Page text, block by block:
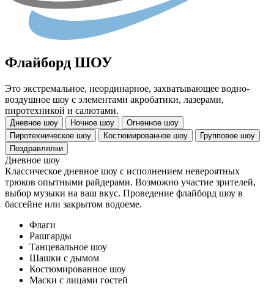
Флайборд ШОУ
Это экстремальное, неординарное, захватывающее водно-
воздушное шоу с элементами акробатики, лазерами,
пиротехникой и салютами.
Дневное шоу Ночное шоу
Огненное шоу
Пиротехническое шоу
Костюмированное шоу
Групповое шоу
Поздравлялки
Дневное шоу
Классическое дневное шоу с исполнением невероятных
трюков опытными райдерами. Возможно участие зрителей,
выбор музыки на ваш вкус. Проведение флайборд шоу в
бассейне или закрытом водоеме.
Флаги
Рашгарды
Танцевальное шоу
Шашки с дымом
Костюмированное шоу
Маски с лицами гостей